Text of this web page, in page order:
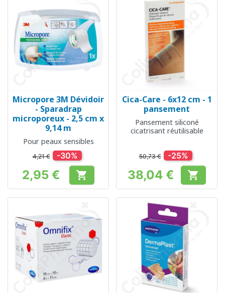
Micropore 3M Dévidoir
- Sparadrap
microporeux - 2,5 cm x
9,14 m
Pour peaux sensibles
4,21 € -30%
Prix
2,95 € 
Cica-Care - 6x12 cm - 1
pansement
Pansement siliconé
cicatrisant réutilisable
50,73 € -25%
Prix
38,04 € 